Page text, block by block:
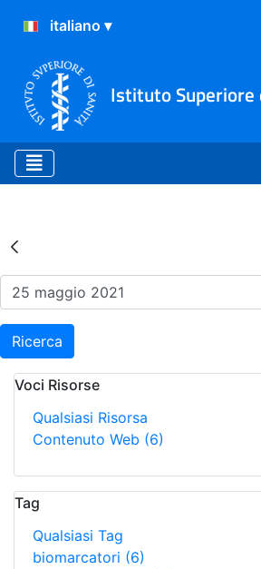
Istituto Superiore
Risultati della
Ricerca
Voci Risorse
Qualsiasi Risorsa
Contenuto Web (6)
Tag
Qualsiasi Tag
biomarcatori (6)